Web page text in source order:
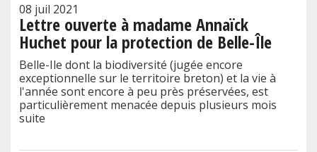
08 juil 2021
Lettre ouverte à madame Annaïck
Huchet pour la protection de Belle-Île
Belle-Ile dont la biodiversité (jugée encore
exceptionnelle sur le territoire breton) et la vie à
l'année sont encore à peu près préservées, est
particulièrement menacée depuis plusieurs mois
suite